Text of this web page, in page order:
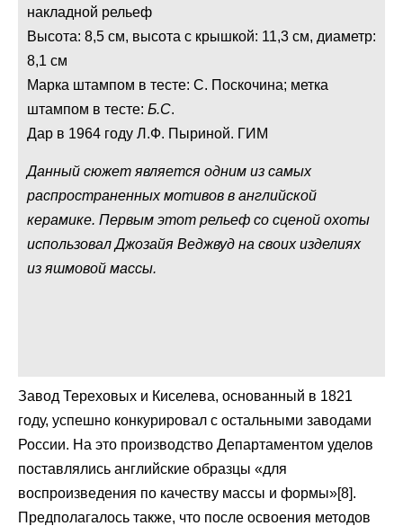
накладной рельеф
Высота: 8,5 см, высота с крышкой: 11,3 см, диаметр:
8,1 см
Марка штампом в тесте: С. Поскочина; метка
штампом в тесте: Б.С.
Дар в 1964 году Л.Ф. Пыриной. ГИМ
Данный сюжет является одним из самых
распространенных мотивов в английской
керамике. Первым этот рельеф со сценой охоты
использовал Джозайя Веджвуд на своих изделиях
из яшмовой массы.
Завод Тереховых и Киселева, основанный в 1821
году, успешно конкурировал с остальными заводами
России. На это производство Департаментом уделов
поставлялись английские образцы «для
воспроизведения по качеству массы и формы»[8].
Предполагалось также, что после освоения методов